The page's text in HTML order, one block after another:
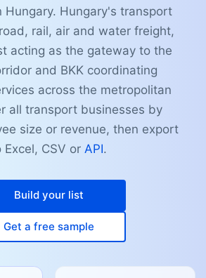
Hungary. Hungary's transport
rail, air and water freight,
acting as the gateway to the
and BKK coordinating
across the metropolitan
all transport businesses by
size or revenue, then export
Excel, CSV or API.
Build your list
Get a free sample